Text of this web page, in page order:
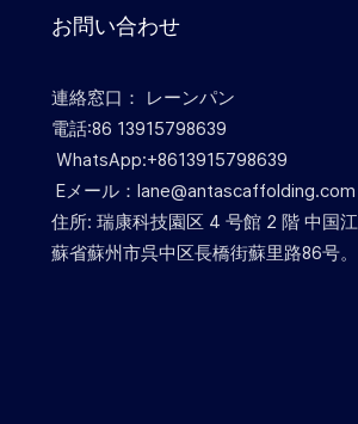
お問い合わせ
連絡窓口： レーンパン
電話:86 13915798639
WhatsApp:+8613915798639
Eメール：lane@antascaffolding.com
住所: 瑞康科技園区 4 号館 2 階 中国江
蘇省蘇州市呉中区長橋街蘇里路86号。